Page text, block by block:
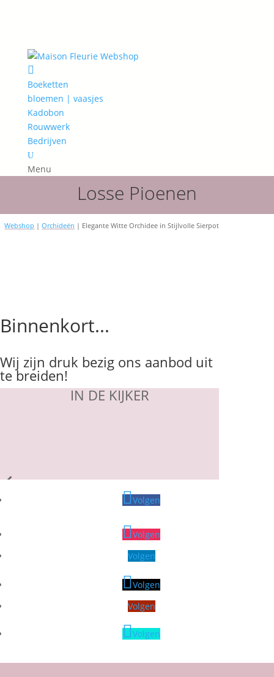

Boeketten
bloemen | vaasjes
Kadobon
Rouwwerk
Bedrijven
U
Menu
Losse Pioenen
Webshop |Orchideën | Elegante Witte Orchidee in Stijlvolle Sierpot
Binnenkort...
Wij zijn druk bezig ons aanbod uit
te breiden!
IN DE KIJKER
Volgen
Volgen
Volgen
Volgen
Volgen
Volgen